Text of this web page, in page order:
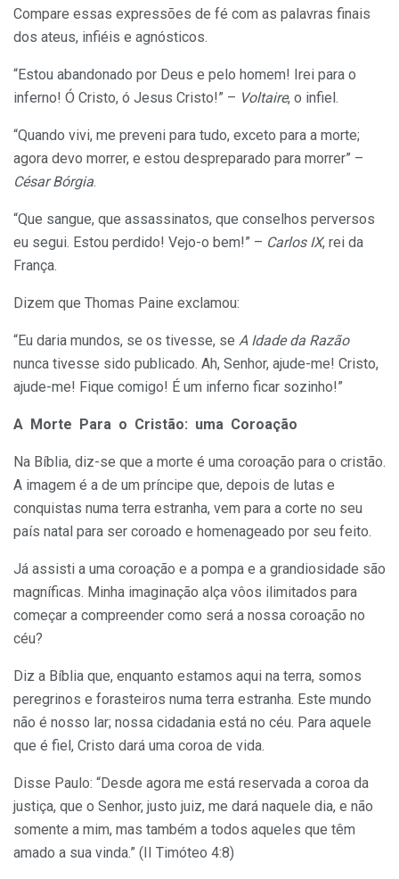
Compare essas expressões de fé com as palavras finais
dos ateus, infiéis e agnósticos.
“Estou abandonado por Deus e pelo homem! Irei para o
inferno! Ó Cristo, ó Jesus Cristo!” – Voltaire, o infiel.
“Quando vivi, me preveni para tudo, exceto para a morte;
agora devo morrer, e estou despreparado para morrer” –
César Bórgia.
“Que sangue, que assassinatos, que conselhos perversos
eu segui. Estou perdido! Vejo-o bem!” – Carlos IX, rei da
França.
Dizem que Thomas Paine exclamou:
“Eu daria mundos, se os tivesse, se A Idade da Razão
nunca tivesse sido publicado. Ah, Senhor, ajude-me! Cristo,
ajude-me! Fique comigo! É um inferno ficar sozinho!”
A Morte Para o Cristão: uma Coroação
Na Bíblia, diz-se que a morte é uma coroação para o cristão.
A imagem é a de um príncipe que, depois de lutas e
conquistas numa terra estranha, vem para a corte no seu
país natal para ser coroado e homenageado por seu feito.
Já assisti a uma coroação e a pompa e a grandiosidade são
magníficas. Minha imaginação alça vôos ilimitados para
começar a compreender como será a nossa coroação no
céu?
Diz a Bíblia que, enquanto estamos aqui na terra, somos
peregrinos e forasteiros numa terra estranha. Este mundo
não é nosso lar; nossa cidadania está no céu. Para aquele
que é fiel, Cristo dará uma coroa de vida.
Disse Paulo: “Desde agora me está reservada a coroa da
justiça, que o Senhor, justo juiz, me dará naquele dia, e não
somente a mim, mas também a todos aqueles que têm
amado a sua vinda.” (II Timóteo 4:8)